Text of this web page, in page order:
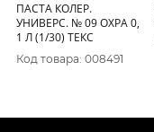
ПАСТА КОЛЕР.
УНИВЕРС. № 09 ОХРА 0,
1 Л (1/30) ТЕКС
Код товара: 008491